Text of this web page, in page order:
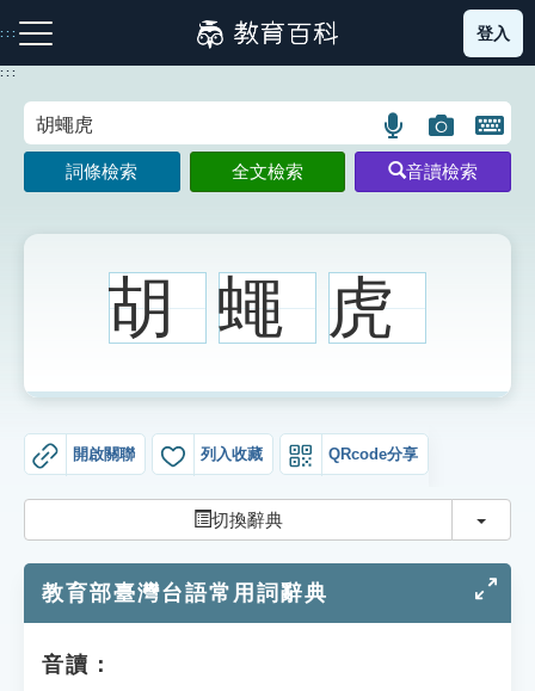
到
主
:::
注音索引圖示 筆畫索引圖示 部首索引表圖示
生字詞彙表
知識索引
登入
:::
語
言
搜
示
圖
片
搜
開
鍵
圖
詞條檢索 全文檢索 音讀檢索
胡 蠅 虎
開啟關聯 列入收藏 QRcode分享
切換辭典 切換
教育部臺灣台語常用詞辭典
音讀：